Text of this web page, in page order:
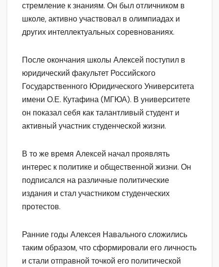
стремление к знаниям. Он был отличником в
школе, активно участвовал в олимпиадах и
других интеллектуальных соревнованиях.
После окончания школы Алексей поступил в
юридический факультет Российского
Государственного Юридического Университета
имени О.Е. Кутафина (МГЮА). В университете
он показал себя как талантливый студент и
активный участник студенческой жизни.
В то же время Алексей начал проявлять
интерес к политике и общественной жизни. Он
подписался на различные политические
издания и стал участником студенческих
протестов.
Ранние годы Алексея Навального сложились
таким образом, что сформировали его личность
и стали отправной точкой его политической